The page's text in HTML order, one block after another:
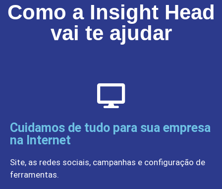
Como a Insight Head
vai te ajudar
Cuidamos de tudo para sua empresa
na Internet
Site, as redes sociais, campanhas e configuração de
ferramentas.